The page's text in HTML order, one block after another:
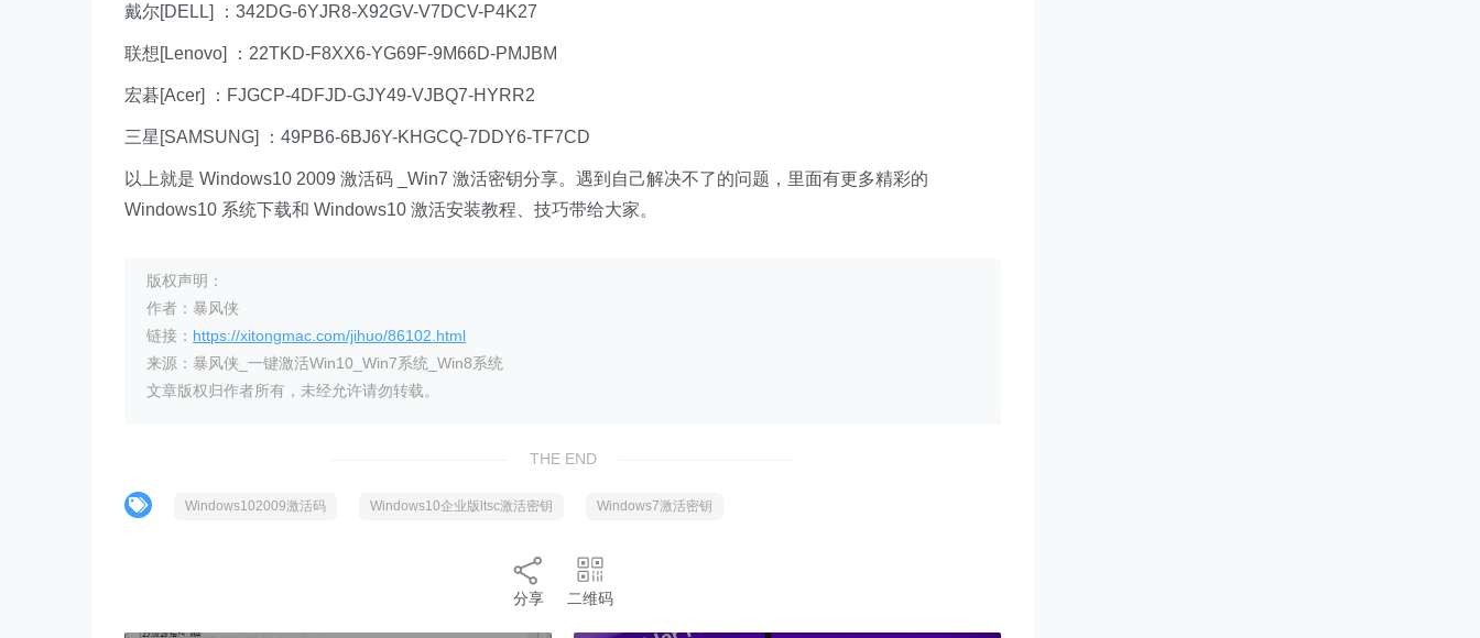
戴尔[DELL] ：342DG-6YJR8-X92GV-V7DCV-P4K27
联想[Lenovo] ：22TKD-F8XX6-YG69F-9M66D-PMJBM
宏碁[Acer] ：FJGCP-4DFJD-GJY49-VJBQ7-HYRR2
三星[SAMSUNG] ：49PB6-6BJ6Y-KHGCQ-7DDY6-TF7CD
以上就是 Windows10 2009 激活码 _Win7 激活密钥分享。遇到自己解决不了的问题，里面有更多精彩的
Windows10 系统下载和 Windows10 激活安装教程、技巧带给大家。
版权声明：
作者：暴风侠
链接： https://xitongmac.com/jihuo/86102.html
来源：暴风侠_一键激活Win10_Win7系统_Win8系统
文章版权归作者所有，未经允许请勿转载。
THE END
Windows102009激活码 Windows10企业版ltsc激活密钥 Windows7激活密钥
分享 二维码